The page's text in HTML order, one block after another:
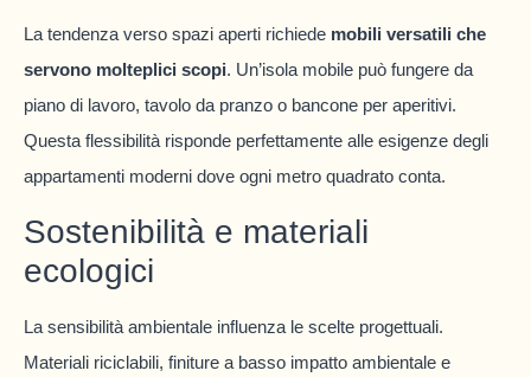
La tendenza verso spazi aperti richiede mobili versatili che
servono molteplici scopi. Un’isola mobile può fungere da
piano di lavoro, tavolo da pranzo o bancone per aperitivi.
Questa flessibilità risponde perfettamente alle esigenze degli
appartamenti moderni dove ogni metro quadrato conta.
Sostenibilità e materiali
ecologici
La sensibilità ambientale influenza le scelte progettuali.
Materiali riciclabili, finiture a basso impatto ambientale e